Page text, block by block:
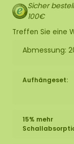
Sicher
100€
Treffen Sie eine
Abmessung:
Aufhängeset:
15% mehr